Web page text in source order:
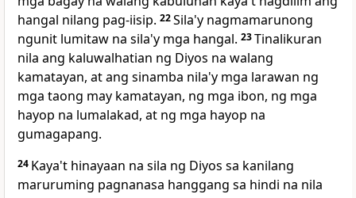
hangal nilang pag-iisip. 22Sila'y nagmamarunong
ngunit lumitaw na sila'y mga hangal. 23Tinalikuran
nila ang kaluwalhatian ng Diyos na walang
kamatayan, at ang sinamba nila'y mga larawan ng
mga taong may kamatayan, ng mga ibon, ng mga
hayop na lumalakad, at ng mga hayop na
gumagapang.
24 Kaya't hinayaan na sila ng Diyos sa kanilang
maruruming pagnanasa hanggang sa hindi na nila